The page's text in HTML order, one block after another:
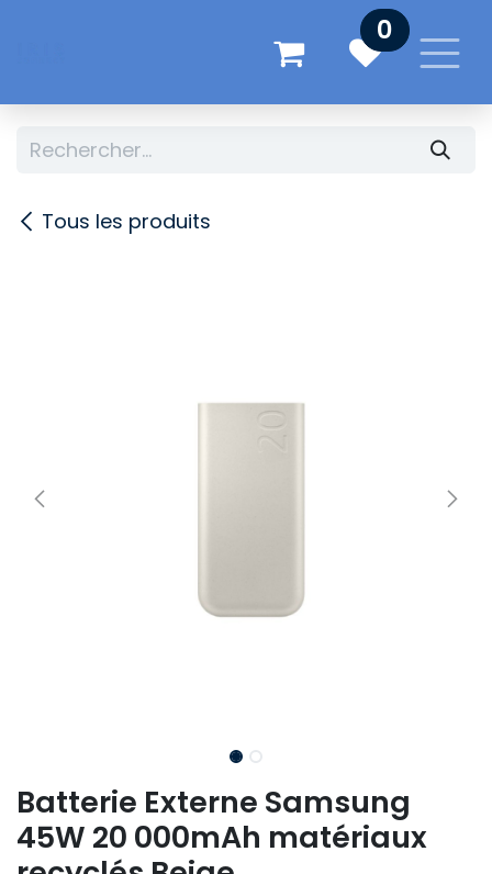
0
Tous les produits
Batterie Externe Samsung
45W 20 000mAh matériaux